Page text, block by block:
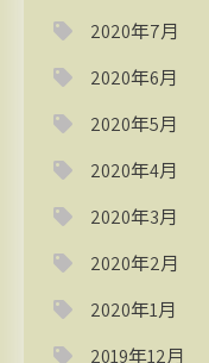
2020年7月
2020年6月
2020年5月
2020年4月
2020年3月
2020年2月
2020年1月
2019年12月